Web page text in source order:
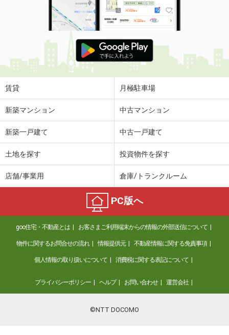
賃貸 月極駐車場
新築マンション 中古マンション
新築一戸建て 中古一戸建て
土地を探す 投資物件を探す
店舗/事業用 倉庫/トランクルーム
PC版へ
goo住宅・不動産とは お客さまご利用端末からの情報の外部送信について
物件に関するお問合せの流れ 情報提供元 不動産情報に関する免責事項
個人情報の取り扱いについて 消費税に関する表記について
プライバシーポリシー ヘルプ お問い合わせ 運営会社
©NTT DOCOMO